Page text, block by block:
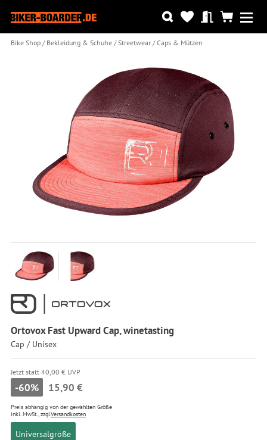
Bike Shop Bekleidung & Schuhe Streetwear Caps & Mützen
Ortovox Fast Upward Cap, winetasting
Cap / Unisex
Jetzt statt 40,00 € UVP
-60% 15,90 €
Preis abhängig von der gewählten Größe
inkl. MwSt., zzgl.Versandkosten
Universalgröße